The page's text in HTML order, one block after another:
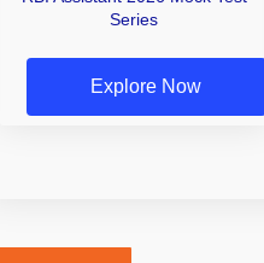
Series
Explore Now